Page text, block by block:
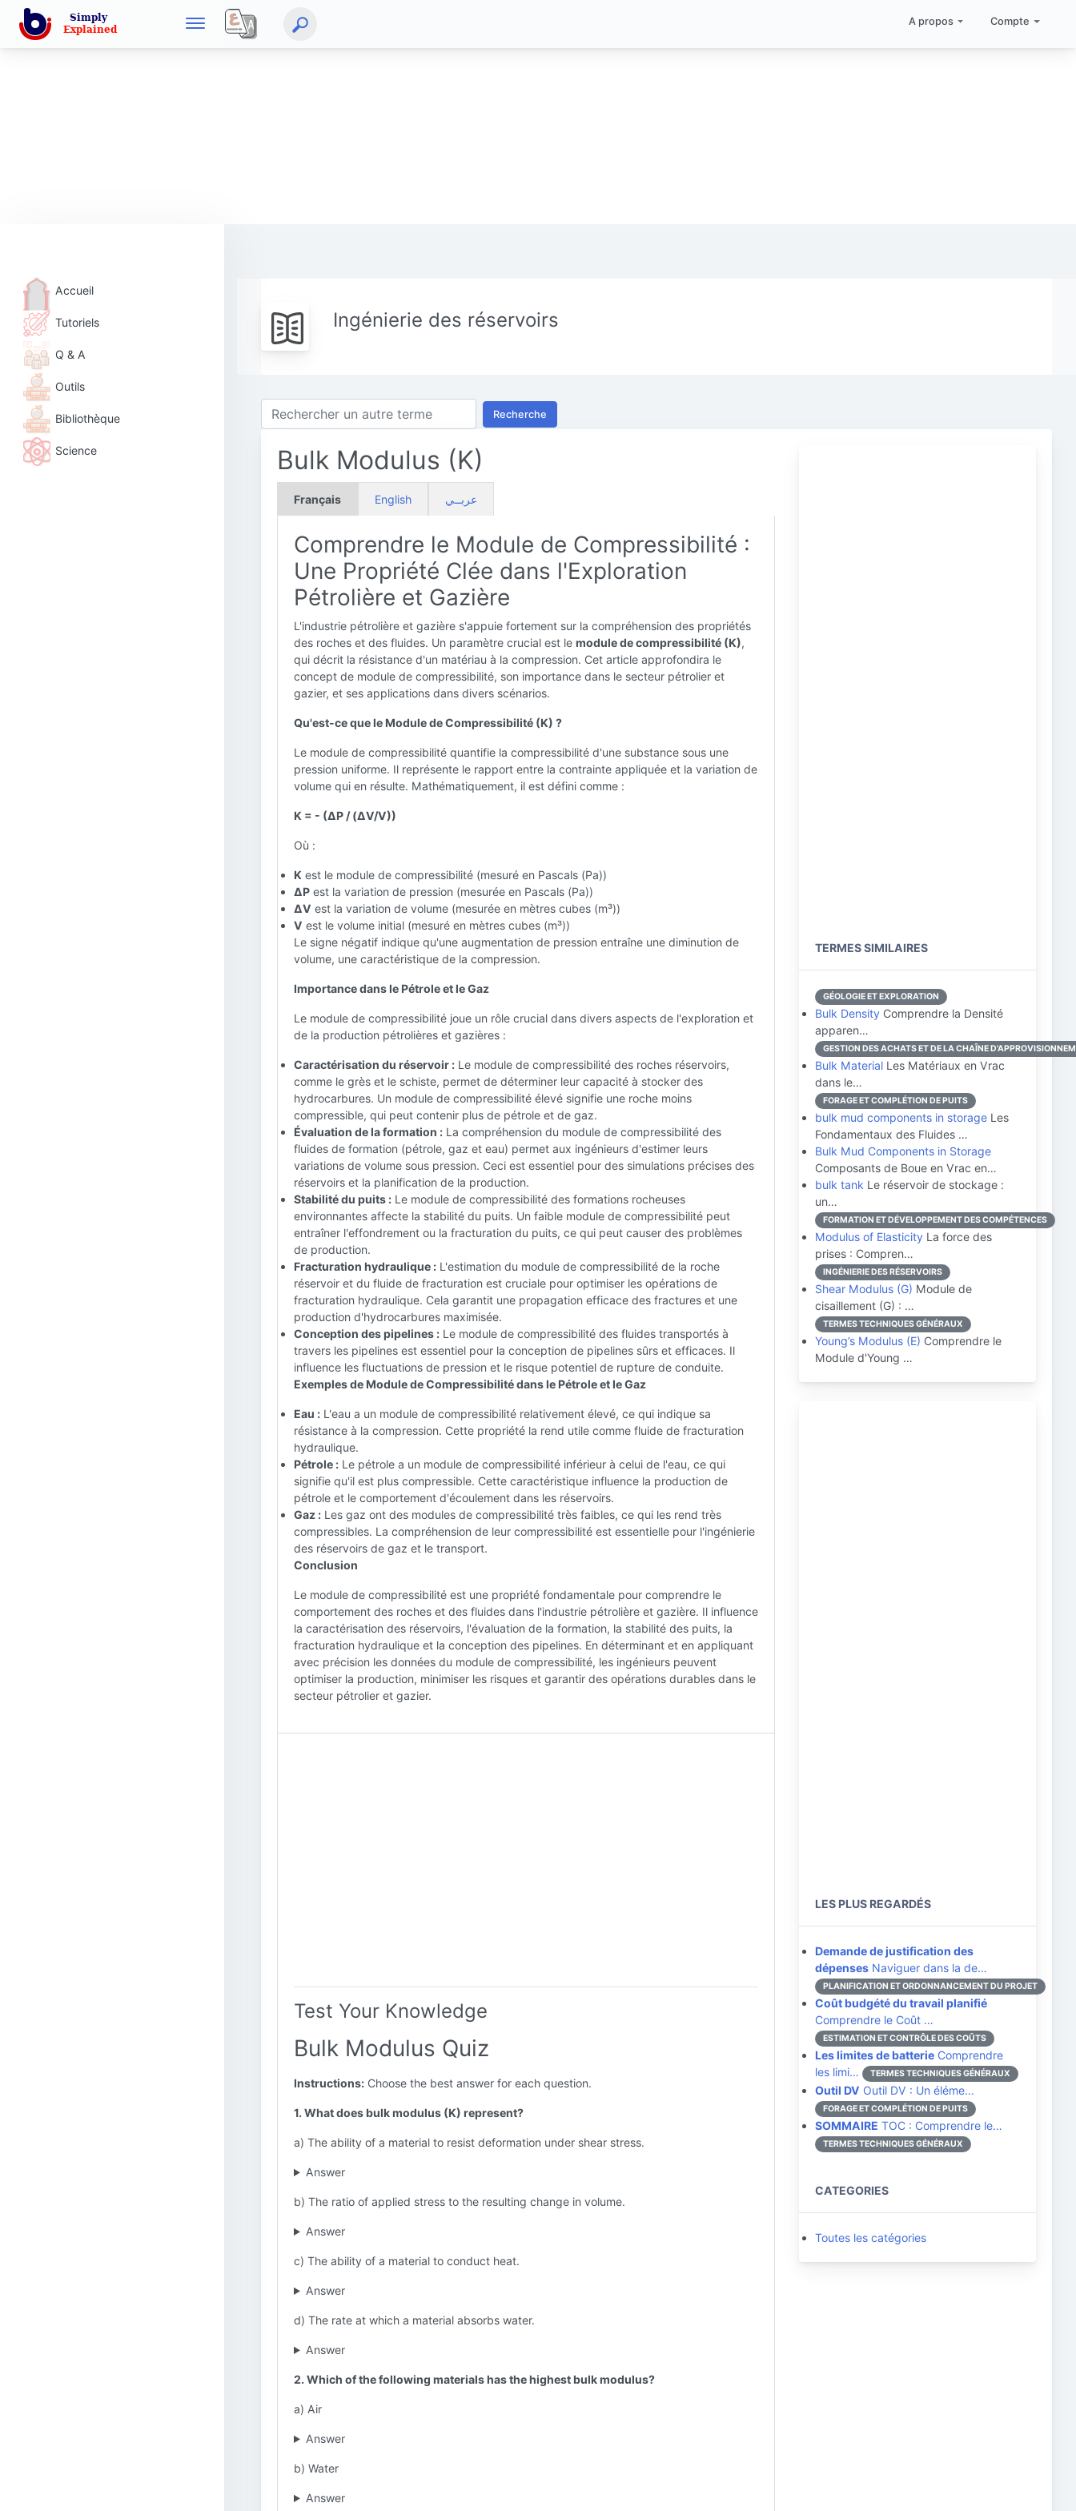
A propos Compte
Accueil
Tutoriels
Q & A
Outils
Bibliothèque
Science
Ingénierie des réservoirs
Recherche
Bulk Modulus (K)
Français English عربــي
Comprendre le Module de Compressibilité :
Une Propriété Clée dans l'Exploration
Pétrolière et Gazière
L'industrie pétrolière et gazière s'appuie fortement sur la compréhension des propriétés
des roches et des fluides. Un paramètre crucial est le module de compressibilité (K),
qui décrit la résistance d'un matériau à la compression. Cet article approfondira le
concept de module de compressibilité, son importance dans le secteur pétrolier et
gazier, et ses applications dans divers scénarios.
Qu'est-ce que le Module de Compressibilité (K) ?
Le module de compressibilité quantifie la compressibilité d'une substance sous une
pression uniforme. Il représente le rapport entre la contrainte appliquée et la variation de
volume qui en résulte. Mathématiquement, il est défini comme :
K = - (ΔP / (ΔV/V))
Où :
K est le module de compressibilité (mesuré en Pascals (Pa))
ΔP est la variation de pression (mesurée en Pascals (Pa))
ΔV est la variation de volume (mesurée en mètres cubes (m³))
V est le volume initial (mesuré en mètres cubes (m³))
Le signe négatif indique qu'une augmentation de pression entraîne une diminution de
volume, une caractéristique de la compression.
Importance dans le Pétrole et le Gaz
Le module de compressibilité joue un rôle crucial dans divers aspects de l'exploration et
de la production pétrolières et gazières :
Caractérisation du réservoir : Le module de compressibilité des roches réservoirs,
comme le grès et le schiste, permet de déterminer leur capacité à stocker des
hydrocarbures. Un module de compressibilité élevé signifie une roche moins
compressible, qui peut contenir plus de pétrole et de gaz.
Évaluation de la formation : La compréhension du module de compressibilité des
fluides de formation (pétrole, gaz et eau) permet aux ingénieurs d'estimer leurs
variations de volume sous pression. Ceci est essentiel pour des simulations précises des
réservoirs et la planification de la production.
Stabilité du puits : Le module de compressibilité des formations rocheuses
environnantes affecte la stabilité du puits. Un faible module de compressibilité peut
entraîner l'effondrement ou la fracturation du puits, ce qui peut causer des problèmes
de production.
Fracturation hydraulique : L'estimation du module de compressibilité de la roche
réservoir et du fluide de fracturation est cruciale pour optimiser les opérations de
fracturation hydraulique. Cela garantit une propagation efficace des fractures et une
production d'hydrocarbures maximisée.
Conception des pipelines : Le module de compressibilité des fluides transportés à
travers les pipelines est essentiel pour la conception de pipelines sûrs et efficaces. Il
influence les fluctuations de pression et le risque potentiel de rupture de conduite.
Exemples de Module de Compressibilité dans le Pétrole et le Gaz
Eau : L'eau a un module de compressibilité relativement élevé, ce qui indique sa
résistance à la compression. Cette propriété la rend utile comme fluide de fracturation
hydraulique.
Pétrole : Le pétrole a un module de compressibilité inférieur à celui de l'eau, ce qui
signifie qu'il est plus compressible. Cette caractéristique influence la production de
pétrole et le comportement d'écoulement dans les réservoirs.
Gaz : Les gaz ont des modules de compressibilité très faibles, ce qui les rend très
compressibles. La compréhension de leur compressibilité est essentielle pour l'ingénierie
des réservoirs de gaz et le transport.
Conclusion
Le module de compressibilité est une propriété fondamentale pour comprendre le
comportement des roches et des fluides dans l'industrie pétrolière et gazière. Il influence
la caractérisation des réservoirs, l'évaluation de la formation, la stabilité des puits, la
fracturation hydraulique et la conception des pipelines. En déterminant et en appliquant
avec précision les données du module de compressibilité, les ingénieurs peuvent
optimiser la production, minimiser les risques et garantir des opérations durables dans le
secteur pétrolier et gazier.
Test Your Knowledge
Bulk Modulus Quiz
Instructions: Choose the best answer for each question.
1. What does bulk modulus (K) represent?
a) The ability of a material to resist deformation under shear stress.
Answer
b) The ratio of applied stress to the resulting change in volume.
Answer
c) The ability of a material to conduct heat.
Answer
d) The rate at which a material absorbs water.
Answer
2. Which of the following materials has the highest bulk modulus?
a) Air
Answer
b) Water
Answer
TERMES SIMILAIRES
GÉOLOGIE ET EXPLORATION
Bulk Density Comprendre la Densité
apparen…
GESTION DES ACHATS ET DE LA CHAÎNE
Bulk Material Les Matériaux en Vrac
dans le…
FORAGE ET COMPLÉTION DE PUITS
bulk mud components in storage Les
Fondamentaux des Fluides …
Bulk Mud Components in Storage
Composants de Boue en Vrac en…
bulk tank Le réservoir de stockage :
un…
FORMATION ET DÉVELOPPEMENT DES COMPÉTENCES
Modulus of Elasticity La force des
prises : Compren…
INGÉNIERIE DES RÉSERVOIRS
Shear Modulus (G) Module de
cisaillement (G) : …
TERMES TECHNIQUES GÉNÉRAUX
Young’s Modulus (E) Comprendre le
Module d'Young …
LES PLUS REGARDÉS
Demande de justification des
dépenses Naviguer dans la de…
PLANIFICATION ET ORDONNANCEMENT DU PROJET
Coût budgété du travail planifié
Comprendre le Coût …
ESTIMATION ET CONTRÔLE DES COÛTS
Les limites de batterie Comprendre
les limi…
TERMES TECHNIQUES GÉNÉRAUX
Outil DV Outil DV : Un éléme…
FORAGE ET COMPLÉTION DE PUITS
SOMMAIRE TOC : Comprendre le…
TERMES TECHNIQUES GÉNÉRAUX
CATEGORIES
Toutes les catégories